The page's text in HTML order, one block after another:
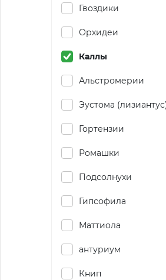
Гвоздики
Орхидеи
Каллы
Альстромерии
Эустома
Гортензии
Ромашки
Подсолнухи
Гипсофила
Маттиола
антуриум
Книп